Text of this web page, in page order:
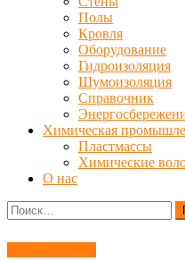
Полы
Кровля
Оборудование
Гидроизоляция
Шумоизоляция
Справочник
Химическая
Пластмассы
Химические
О нас
Найти: